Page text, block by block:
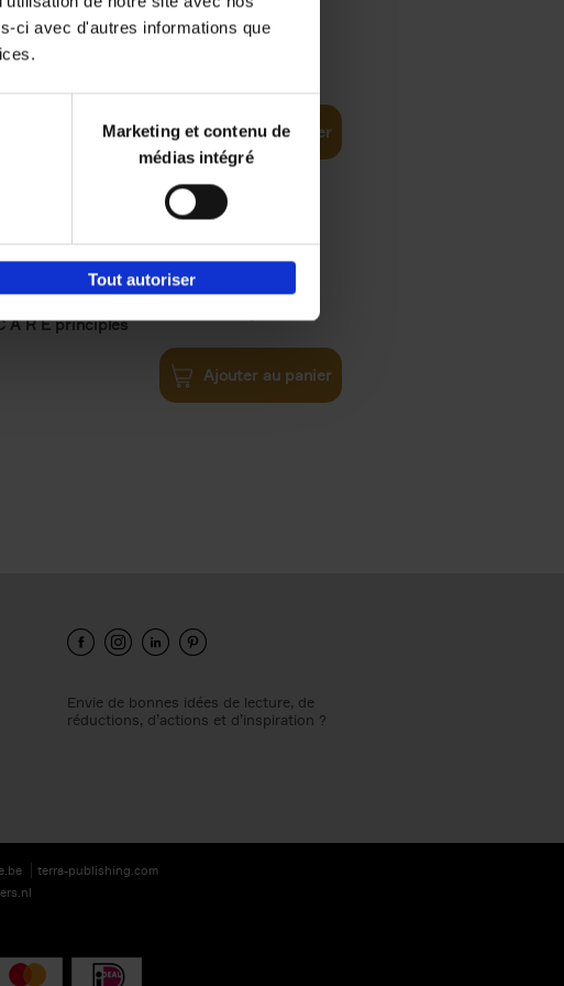
ci avec d'autres informations que
Marketing et contenu de
médias intégré
Tout autoriser
Business
Ajouter au panier
A R E principles €34,99
Ajouter au panier
Envie de bonnes idées de lecture, de
réductions, d’actions et d’inspiration ?
terra-publishing.com